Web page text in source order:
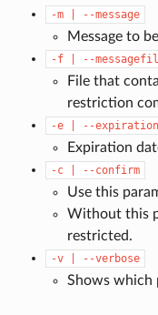
-m --message
Message to
-f --
File that
restriction
-e --expiration
Expiration
-c --confirm
Use this
Without this
restricted.
-v --verbose
Shows which